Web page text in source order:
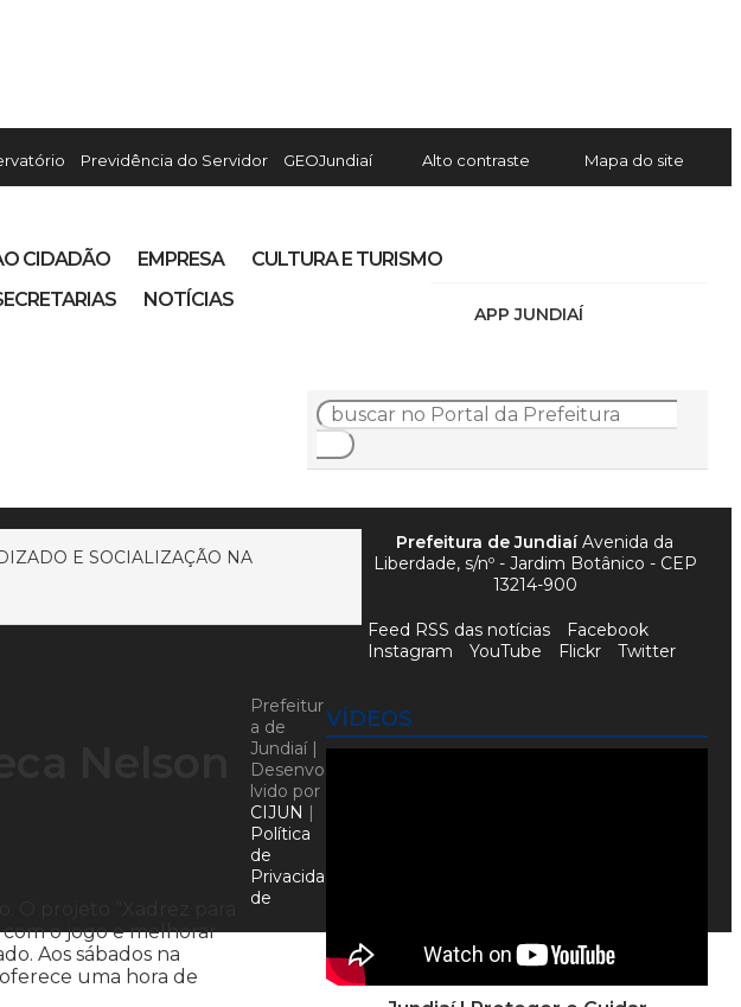
Previdência do Servidor GEOJundiaí Alto contraste Mapa do site
APP JUNDIAÍ
CIDADÃO EMPRESA
CULTURA E TURISMO
NOTÍCIAS
E SOCIALIZAÇÃO NA
o jogo e melhorar
Aos sábados na
uma hora de
VÍDEOS
Prefeitura de JundiaíAvenida da
Liberdade, s/nº - Jardim Botânico - CEP
13214-900
Feed RSS das notícias
Facebook
Instagram
YouTube Flickr Twitter
Prefeitur
a de
Jundiaí |
Desenvo
lvido por
CIJUN |
Política
de
Privacida
de